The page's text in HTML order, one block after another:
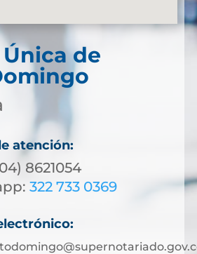
de
atención:
8621054
322 733 0369